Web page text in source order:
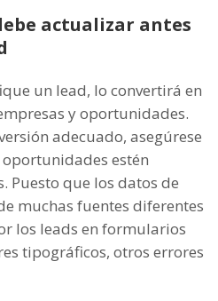
actualizar antes
un lead, lo convertirá en
y oportunidades.
adecuado, asegúrese
estén
Puesto que los datos de
muchas fuentes diferentes
los leads en formularios
tipográficos, otros errores